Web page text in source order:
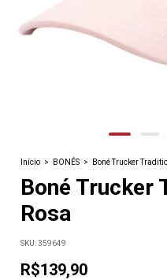
Início > BONÉS > Boné Trucker
Boné Trucker
Rosa
SKU:359649
R$139,90